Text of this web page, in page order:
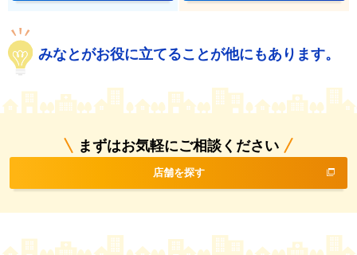
みなとがお役に立てることが他にもあります。
まずはお気軽にご相談ください
店舗を探す